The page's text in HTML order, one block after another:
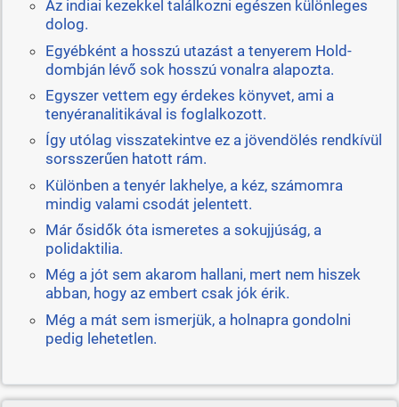
Az indiai kezekkel találkozni egészen különleges
dolog.
Egyébként a hosszú utazást a tenyerem Hold-
dombján lévő sok hosszú vonalra alapozta.
Egyszer vettem egy érdekes könyvet, ami a
tenyéranalitikával is foglalkozott.
Így utólag visszatekintve ez a jövendölés rendkívül
sorsszerűen hatott rám.
Különben a tenyér lakhelye, a kéz, számomra
mindig valami csodát jelentett.
Már ősidők óta ismeretes a sokujjúság, a
polidaktilia.
Még a jót sem akarom hallani, mert nem hiszek
abban, hogy az embert csak jók érik.
Még a mát sem ismerjük, a holnapra gondolni
pedig lehetetlen.